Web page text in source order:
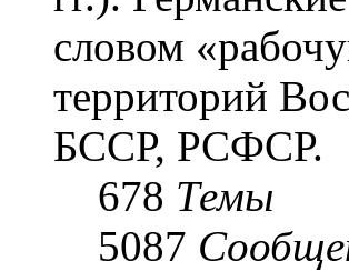
словом
территорий
БССР, РСФСР.
678 Темы
5087